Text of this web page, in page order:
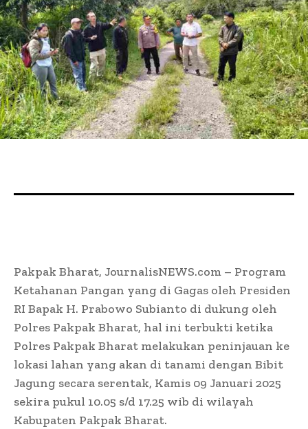
Pakpak Bharat, JournalisNEWS.com – Program
Ketahanan Pangan yang di Gagas oleh Presiden
RI Bapak H. Prabowo Subianto di dukung oleh
Polres Pakpak Bharat, hal ini terbukti ketika
Polres Pakpak Bharat melakukan peninjauan ke
lokasi lahan yang akan di tanami dengan Bibit
Jagung secara serentak, Kamis 09 Januari 2025
sekira pukul 10.05 s/d 17.25 wib di wilayah
Kabupaten Pakpak Bharat.